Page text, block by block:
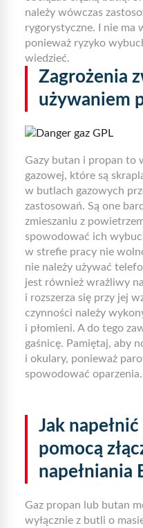
należy wówczas
rygorystyczne. I nie ma
ponieważ ryzyko
wiedzieć.
Zagrożenia
używaniem
Gazy butan i propan to
gazowej, które są
w butlach gazowych
zastosowań. Są one
zmieszaniu z
spowodować ich
w strefie pracy nie
nie należy używać
jest również wrażliwy
i rozszerza się przy jej
czynności należy
i płomieni. A do tego
gaśnicę. Pamiętaj, aby
i okulary, ponieważ
spowodować oparzenia.
Jak
pomocą
napełniania
Gaz propan lub butan
wyłącznie z butli o